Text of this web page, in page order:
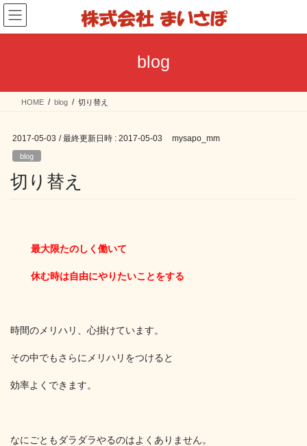
コ
ン
テ
ス
ナ
ビ
ゲ
ン
blog
HOME blog 切り替え
2017-05-03 / 最終更新日時 : 2017-05-03 mysapo_mm
blog
切り替え
最大限たのしく働いて
休む時は自由にやりたいことをする
時間のメリハリ、心掛けています。
その中でもさらにメリハリをつけると
効率よくできます。
なにごともダラダラやるのはよくありません。